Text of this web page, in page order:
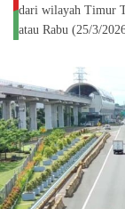
dari wilayah Timur
atau Rabu (25/3/